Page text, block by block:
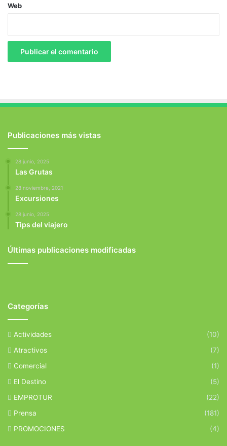
Web
Publicaciones más vistas
28 junio, 2025
Las Grutas
28 noviembre, 2021
Excursiones
28 junio, 2025
Tips del viajero
Últimas publicaciones modificadas
Categorías
Actividades
(10)
Atractivos
(7)
Comercial
(1)
El Destino
(5)
EMPROTUR
(22)
Prensa
(181)
PROMOCIONES
(4)